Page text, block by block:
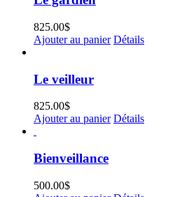
825.00$
Ajouter au panier Détails
Le veilleur
825.00$
Ajouter au panier Détails
Bienveillance
500.00$